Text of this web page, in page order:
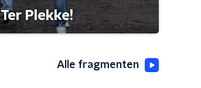
Plekke!
Alle fragmenten